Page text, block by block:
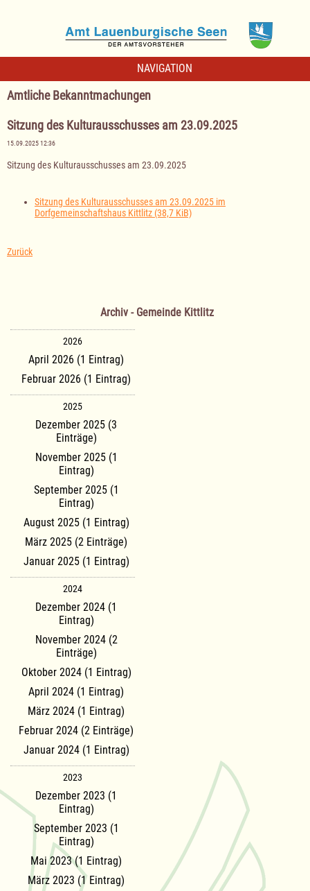
NAVIGATION
Amtliche Bekanntmachungen
Sitzung des Kulturausschusses am 23.09.2025
15.09.2025 12:36
Sitzung des Kulturausschusses am 23.09.2025
Sitzung des Kulturausschusses am 23.09.2025 im
Dorfgemeinschaftshaus Kittlitz (38,7 KiB)
Zurück
Archiv - Gemeinde Kittlitz
2026
April 2026 (1 Eintrag)
Februar 2026 (1 Eintrag)
2025
Dezember 2025 (3
Einträge)
November 2025 (1
Eintrag)
September 2025 (1
Eintrag)
August 2025 (1 Eintrag)
März 2025 (2 Einträge)
Januar 2025 (1 Eintrag)
2024
Dezember 2024 (1
Eintrag)
November 2024 (2
Einträge)
Oktober 2024 (1 Eintrag)
April 2024 (1 Eintrag)
März 2024 (1 Eintrag)
Februar 2024 (2 Einträge)
Januar 2024 (1 Eintrag)
2023
Dezember 2023 (1
Eintrag)
September 2023 (1
Eintrag)
Mai 2023 (1 Eintrag)
März 2023 (1 Eintrag)